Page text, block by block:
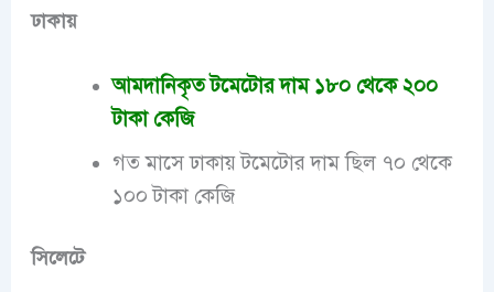
ঢাকায়
আমদানিকৃত টমেটোর দাম ১৮০ থেকে ২০০
টাকা কেজি
গত মাসে ঢাকায় টমেটোর দাম ছিল ৭০ থেকে
১০০ টাকা কেজি
সিলেটে